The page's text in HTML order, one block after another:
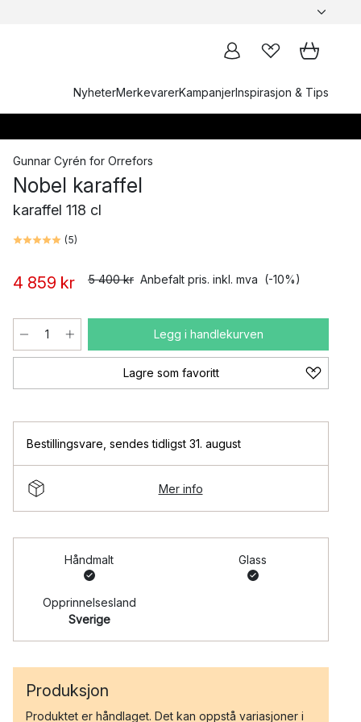
NyheterMerkevarerKampanjerInspirasjon & Tips
Gunnar Cyrén for Orrefors
Nobel karaffel
karaffel 118 cl
(5)
4 859 kr 5 400 kr Anbefalt pris. inkl. mva (-10%)
Legg i handlekurven
Lagre som favoritt
Bestillingsvare sendes tidligst 31. august
Mer info
Håndmalt Glass
Opprinnelsesland
Sverige
Produksjon
Produktet er håndlaget. Det kan oppstå variasjoner i